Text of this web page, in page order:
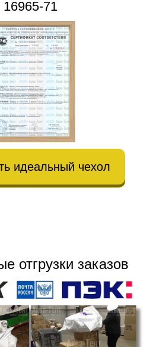
16965-71
идеальный чехол
отгрузки заказов